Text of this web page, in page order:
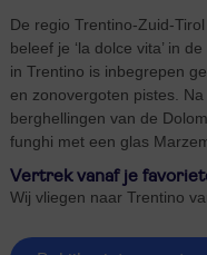
De regio Trentino-Zuid-
beleef je ‘la dolce vita’ in
in Trentino is inbegrepen
en zonovergoten pistes.
berghellingen van de
funghi met een glas
Vertrek vanaf je
Wij vliegen naar Trentino